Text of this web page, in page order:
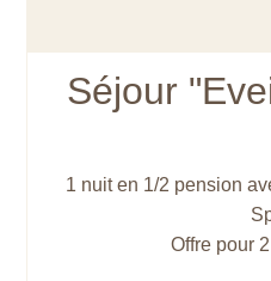
Séjour
1 nuit en 1/2 pension
Offre pour